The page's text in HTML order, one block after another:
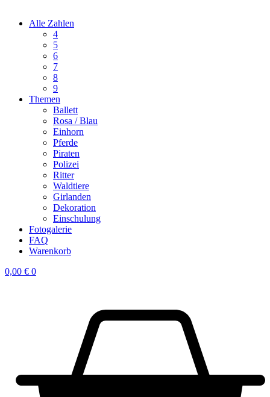
Alle Zahlen
4
5
6
7
8
9
Themen
Ballett
Rosa / Blau
Einhorn
Pferde
Piraten
Polizei
Ritter
Waldtiere
Girlanden
Dekoration
Einschulung
Fotogalerie
FAQ
Warenkorb
0,00 € 0